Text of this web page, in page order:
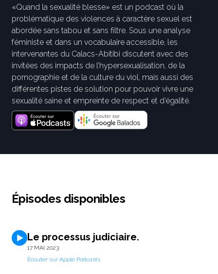
«Quand la sexualité blesse» est un podcast où la
problématique des violences à caractère sexuel est
abordée sans tabou et sans filtre. Sous une analyse
féministe et dans un vocabulaire accessible, les
intervenantes du Calacs-Abitibi discutent avec des
invitées des impacts de l’hypersexualisation, de la
pornographie et de la culture du viol, mais aussi des
différentes pistes de solution pour pouvoir vivre une
sexualité saine et empreinte de respect et d’égalité.
Épisodes disponibles
Le processus judiciaire.
17 MAI 2023
Écouter sur Apple Podcasts